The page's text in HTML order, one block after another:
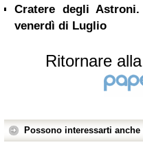
Cratere degli
venerdì di Luglio
Ritornare
Possono interessarti